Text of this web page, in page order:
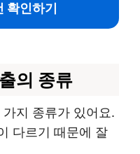
확인하기
의 종류
지 종류가 있어요.
다르기 때문에 잘